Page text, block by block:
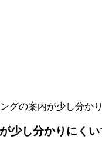
の案内が少し分かり
し分かりにくい